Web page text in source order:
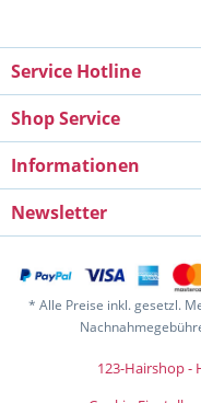
Service Hotline
Shop Service
Informationen
Newsletter
* Alle Preise inkl. gesetzl.
123-Hairshop -